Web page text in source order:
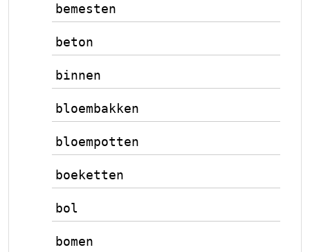
bemesten
beton
binnen
bloembakken
bloempotten
boeketten
bol
bomen